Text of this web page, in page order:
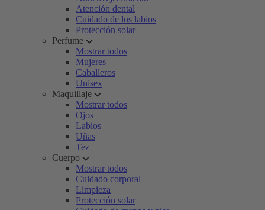
Atención dental
Cuidado de los labios
Protección solar
Perfume
Mostrar todos
Mujeres
Caballeros
Unisex
Maquillaje
Mostrar todos
Ojos
Labios
Uñas
Tez
Cuerpo
Mostrar todos
Cuidado corporal
Limpieza
Protección solar